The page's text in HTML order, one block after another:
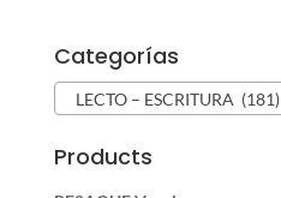
Categorías
LECTO – ESCRITURA (181)
Products